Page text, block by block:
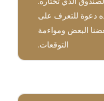
دعوة للتعرف على
البعض ومواءمة
التوقعات.